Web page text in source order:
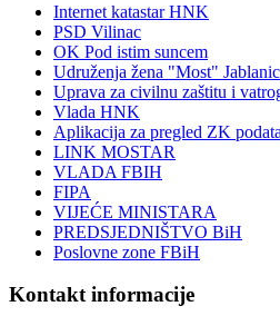
Internet katastar HNK
PSD Vilinac
OK Pod istim suncem
Udruženja žena "Most"
Uprava za civilnu zaštitu i
Vlada HNK
Aplikacija za pregled ZK
LINK MOSTAR
VLADA FBIH
FIPA
VIJEĆE MINISTARA
PREDSJEDNIŠTVO BiH
Poslovne zone FBiH
Kontakt informacije